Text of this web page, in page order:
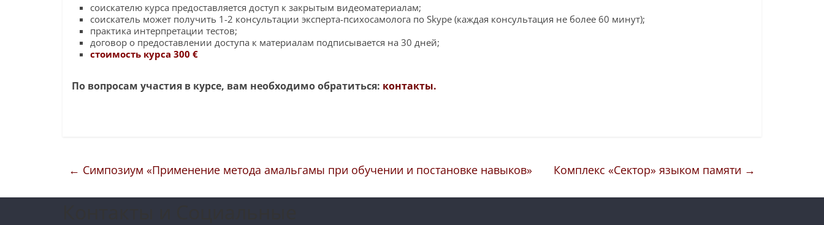
соискателю курса предоставляется доступ к закрытым видеоматериалам;
соискатель может получить 1-2 консультации эксперта-психосамолога по Skype (каждая консультация не более 60 минут);
практика интерпретации тестов;
договор о предоставлении доступа к материалам подписывается на 30 дней;
стоимость курса 300 €
По вопросам участия в курсе, вам необходимо обратиться: контакты.
← Симпозиум «Применение метода амальгамы при обучении и постановке навыков» Комплекс «Сектор» языком памяти →